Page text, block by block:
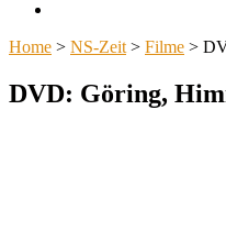
Home > NS-Zeit > Filme >
DVD: Göring,